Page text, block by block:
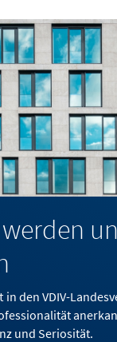
in den VDIV-
und Seriosität.